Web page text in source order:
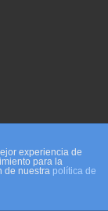
experiencia de
para la
de nuestra política de